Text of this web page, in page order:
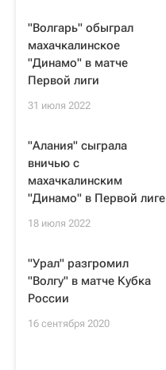
"Волгарь" обыграл
махачкалинское
"Динамо" в матче
Первой лиги
31 июля 2022
"Алания" сыграла
вничью с
махачкалинским
"Динамо" в Первой лиге
18 июля 2022
"Урал" разгромил
"Волгу" в матче Кубка
России
16 сентября 2020